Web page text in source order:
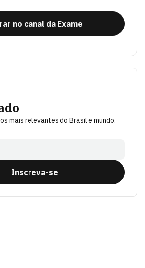
no canal da Exame
mais relevantes do Brasil e mundo.
Inscreva-se